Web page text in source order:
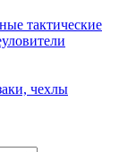
тактические
чехлы